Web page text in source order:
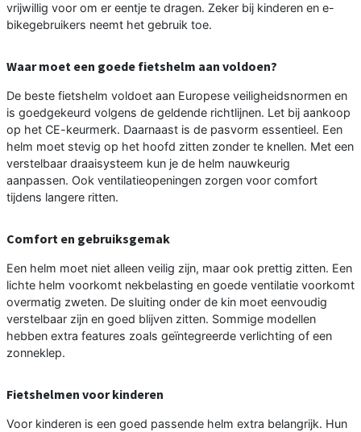
vrijwillig voor om er eentje te dragen. Zeker bij kinderen en e-
bikegebruikers neemt het gebruik toe.
Waar moet een goede fietshelm aan voldoen?
De beste fietshelm voldoet aan Europese veiligheidsnormen en
is goedgekeurd volgens de geldende richtlijnen. Let bij aankoop
op het CE-keurmerk. Daarnaast is de pasvorm essentieel. Een
helm moet stevig op het hoofd zitten zonder te knellen. Met een
verstelbaar draaisysteem kun je de helm nauwkeurig
aanpassen. Ook ventilatieopeningen zorgen voor comfort
tijdens langere ritten.
Comfort en gebruiksgemak
Een helm moet niet alleen veilig zijn, maar ook prettig zitten. Een
lichte helm voorkomt nekbelasting en goede ventilatie voorkomt
overmatig zweten. De sluiting onder de kin moet eenvoudig
verstelbaar zijn en goed blijven zitten. Sommige modellen
hebben extra features zoals geïntegreerde verlichting of een
zonneklep.
Fietshelmen voor kinderen
Voor kinderen is een goed passende helm extra belangrijk. Hun